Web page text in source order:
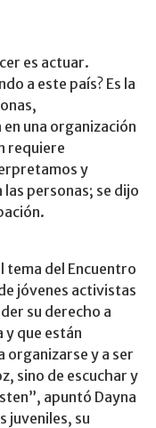
es actuar.
a este país? Es la
una organización
requiere
y
personas; se dijo
tema del Encuentro
jóvenes activistas
su derecho a
que están
organizarse y a ser
sino de escuchar y
apuntó Dayna
juveniles, su